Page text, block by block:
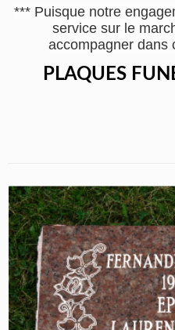
*** Puisque notre
service sur le
accompagner dans
PLAQUES